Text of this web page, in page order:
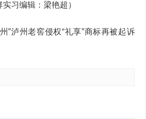
实习编辑：梁艳超）
”泸州老窖侵权“礼享”商标再被起诉